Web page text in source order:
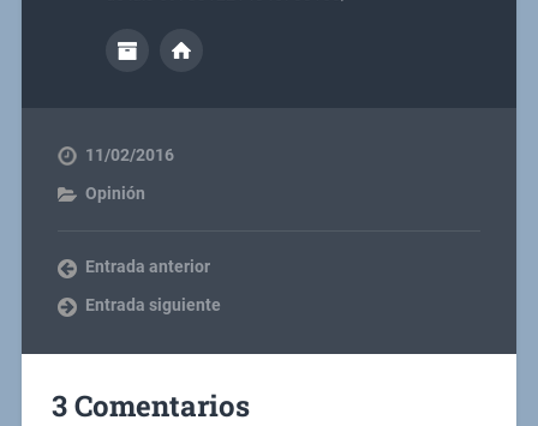
11/02/2016
Opinión
Entrada anterior
Entrada siguiente
3 Comentarios